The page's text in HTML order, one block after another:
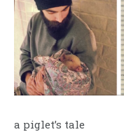
a piglet’s tale